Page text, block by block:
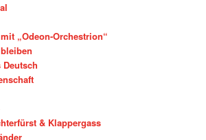
„Odeon-Orchestrion“
& Klappergass